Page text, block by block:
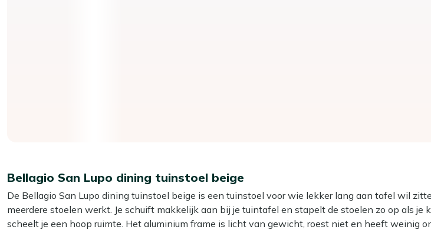
Bellagio San Lupo dining tuinstoel beige
De Bellagio San Lupo dining tuinstoel beige is een tuinstoel voor wie lekker lang aan tafel wil
meerdere stoelen werkt. Je schuift makkelijk aan bij je tuintafel en stapelt de stoelen zo op als je
scheelt je een hoop ruimte. Het aluminium frame is licht van gewicht, roest niet en heeft weinig